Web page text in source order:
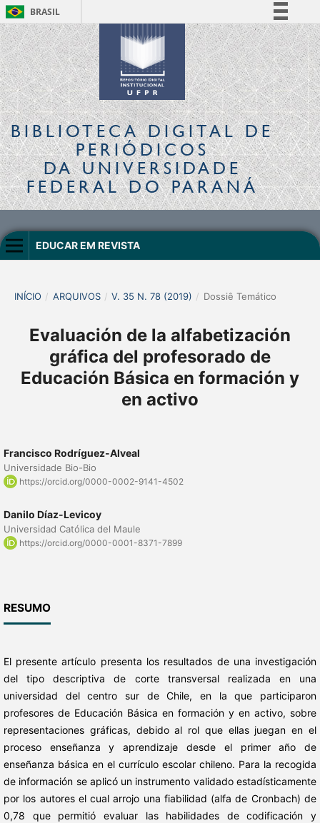
BRASIL
Simplifique!
Comunica BR
Participe
Acesso à informação
Legislação
Canais
BIBLIOTECA DIGITALDE
PERIÓDICOS
DA UNIVERSIDADE
FEDERAL DO PARANÁ
EDUCAR EM REVISTA
INÍCIO / ARQUIVOS / V. 35 N. 78 (2019) / Dossiê Temático
Evaluación de la alfabetización
gráfica del profesorado de
Educación Básica en formación y
en activo
Francisco Rodríguez-Alveal
Universidade Bio-Bio
https://orcid.org/0000-0002-9141-4502
Danilo Díaz-Levicoy
Universidad Católica del Maule
https://orcid.org/0000-0001-8371-7899
RESUMO
El presente artículo presenta los resultados de una investigación
del tipo descriptiva de corte transversal realizada en una
universidad del centro sur de Chile, en la que participaron
profesores de Educación Básica en formación y en activo, sobre
representaciones gráficas, debido al rol que ellas juegan en el
proceso enseñanza y aprendizaje desde el primer año de
enseñanza básica en el currículo escolar chileno. Para la recogida
de información se aplicó un instrumento validado estadísticamente
por los autores el cual arrojo una fiabilidad (alfa de Cronbach) de
0,78 que permitió evaluar las habilidades de codificación y